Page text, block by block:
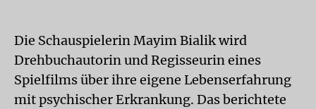
Die Schauspielerin Mayim Bialik wird
Drehbuchautorin und Regisseurin eines
Spielfilms über ihre eigene Lebenserfahrung
mit psychischer Erkrankung. Das berichtete